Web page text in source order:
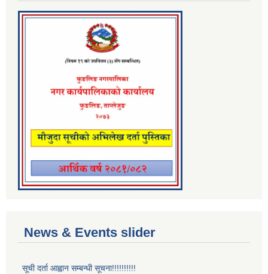
News & Events slider
सूची दर्ता आह्वान सम्बन्धी सूचना!!!!!!!!!!